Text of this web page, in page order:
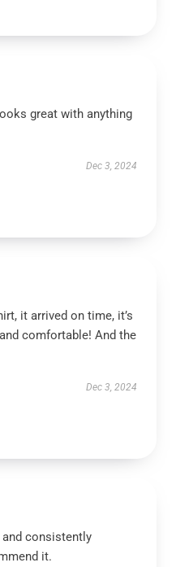
great with anything
Dec 3, 2024
it arrived on time, it’s
comfortable! And the
Dec 3, 2024
consistently
it.